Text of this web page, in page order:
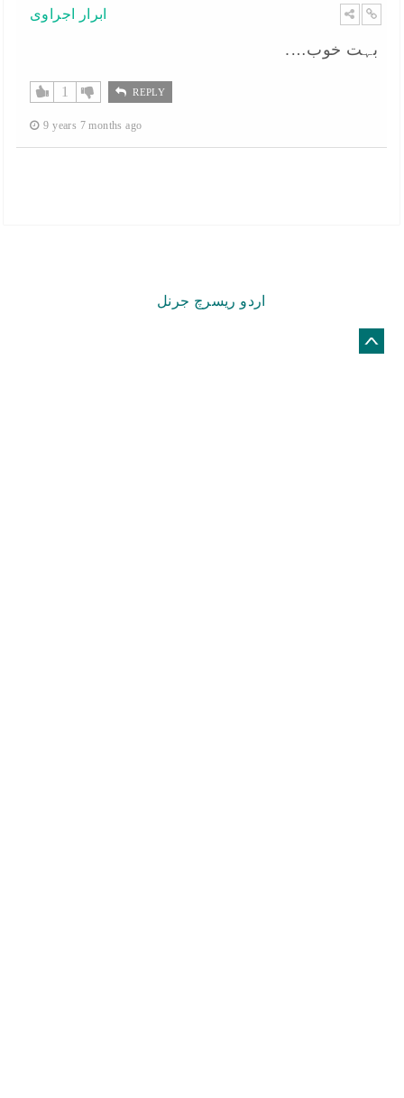
ابرار اجراوی
بہت خوب….
1 REPLY
9 years 7 months ago
اردو ریسرچ جرنل